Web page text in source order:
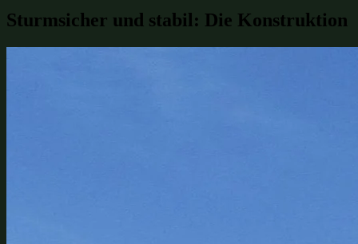
Sturmsicher und stabil: Die Konstruktion